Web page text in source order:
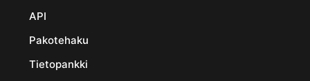
API
Pakotehaku
Tietopankki